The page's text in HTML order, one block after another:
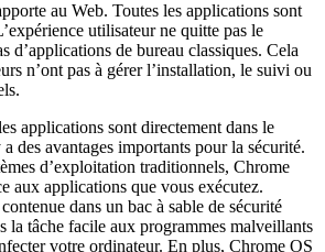
au Web. Toutes les applications sont
utilisateur ne quitte pas le
d’applications de bureau classiques. Cela
n’ont pas à gérer l’installation, le suivi ou
applications sont directement dans le
des avantages importants pour la sécurité.
d’exploitation traditionnels, Chrome
aux applications que vous exécutez.
dans un bac à sable de sécurité
la tâche facile aux programmes malveillants
votre ordinateur. En plus, Chrome OS